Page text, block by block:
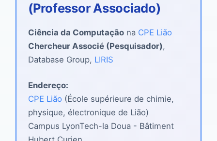
(Professor Associado)
Ciência da Computação na CPE Lião
Chercheur Associé (Pesquisador),
Database Group, LIRIS
Endereço:
CPE Lião (École supérieure de chimie,
physique, électronique de Lião)
Campus LyonTech-la Doua - Bâtiment